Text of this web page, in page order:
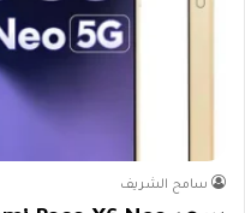
سامح الشريف